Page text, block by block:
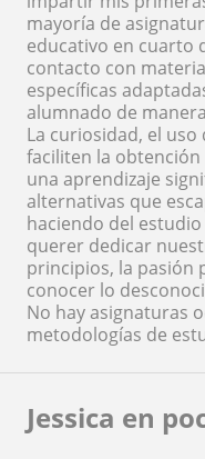
mayoría de
educativo en cuarto
contacto con
específicas
alumnado de
La curiosidad, el
faciliten la
una aprendizaje
alternativas que
haciendo del
querer dedicar
principios, la pasión
conocer lo
No hay asignaturas
metodologías de
Jessica en